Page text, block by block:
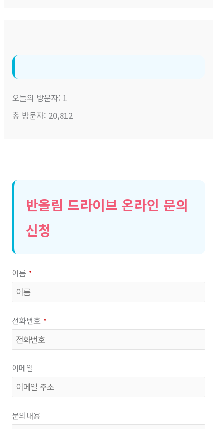
오늘의 방문자: 1
총 방문자: 20,812
반올림 드라이브 온라인 문의
신청
이름 *
전화번호 *
이메일
문의내용